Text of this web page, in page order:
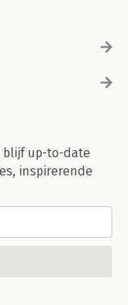
blijf up-to-date
inspirerende